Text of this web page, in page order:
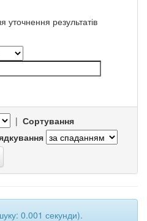
уточнення результатів
| Сортування
0.001 секунди).